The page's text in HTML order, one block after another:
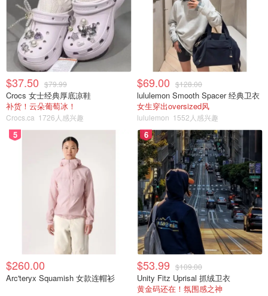
在大城市及其周边地区发生交通事故或盗窃案的概率高，保
费也高。
图片来自于@pexels ，版权属于原作者
驾驶记录
包括驾龄、违章记录、发生事故的次数、超速罚单数量都会
影响保费。很多保险公司都提供记录驾驶信息的APP，下载
使用可得25~30%的保费优惠。
$37.50 $79.99
Crocs 女士经典厚底凉鞋
补货！云朵葡萄冰！
Crocs.ca 1726人感兴趣
$69.00 $128.00
lululemon Smooth Spacer 经典卫衣
女生穿出oversized风
lululemon 1552人感兴趣
5
$260.00
Arc'teryx Squamish 女款连帽衫
6
$53.99 $109.00
Unity Fitz Uprisal 抓绒卫衣
黄金码还在！氛围感之神